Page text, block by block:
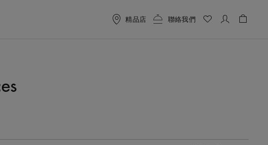
精品店 聯絡我們